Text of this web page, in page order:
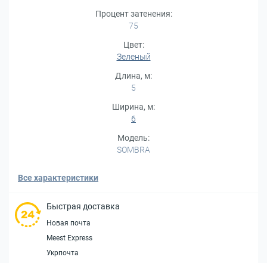
Процент затенения:
75
Цвет:
Зеленый
Длина, м:
5
Ширина, м:
6
Модель:
SOMBRA
Все характеристики
Быстрая доставка
Новая почта
Meest Express
Укрпочта